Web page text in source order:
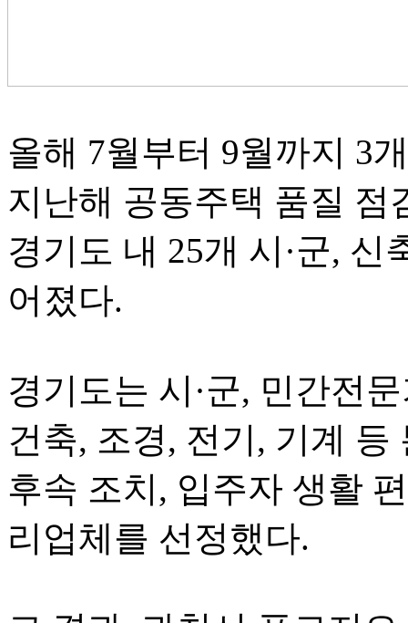
올해 7월부터 9월까지 3
지난해 공동주택 품질 점
경기도 내 25개 시·군,
어졌다.
경기도는 시·군, 민간전
건축, 조경, 전기, 기계
후속 조치, 입주자 생활
리업체를 선정했다.